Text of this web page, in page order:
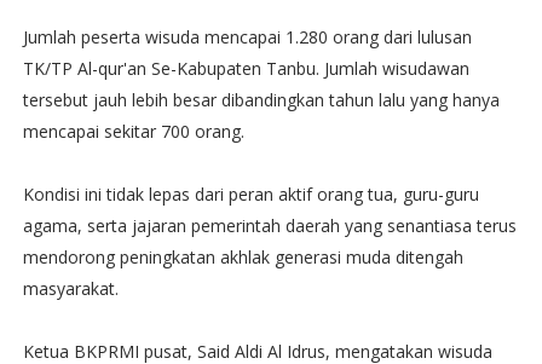
Jumlah peserta wisuda mencapai 1.280 orang dari lulusan
TK/TP Al-qur'an Se-Kabupaten Tanbu. Jumlah wisudawan
tersebut jauh lebih besar dibandingkan tahun lalu yang hanya
mencapai sekitar 700 orang.
Kondisi ini tidak lepas dari peran aktif orang tua, guru-guru
agama, serta jajaran pemerintah daerah yang senantiasa terus
mendorong peningkatan akhlak generasi muda ditengah
masyarakat.
Ketua BKPRMI pusat, Said Aldi Al Idrus, mengatakan wisuda